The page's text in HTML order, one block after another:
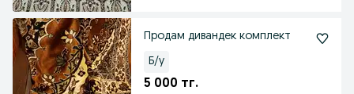
Продам дивандек комплект
Б/у
5 000 тг.